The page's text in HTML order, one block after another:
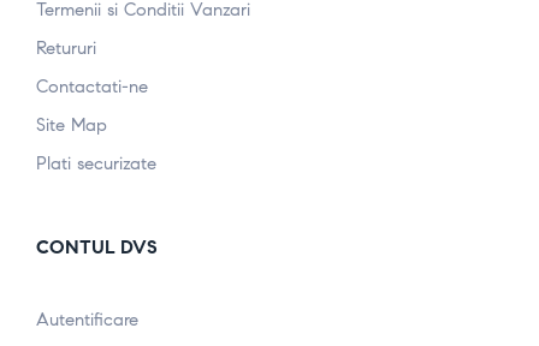
Termenii si Conditii Vanzari
Retururi
Contactati-ne
Site Map
Plati securizate
CONTUL DVS
Autentificare